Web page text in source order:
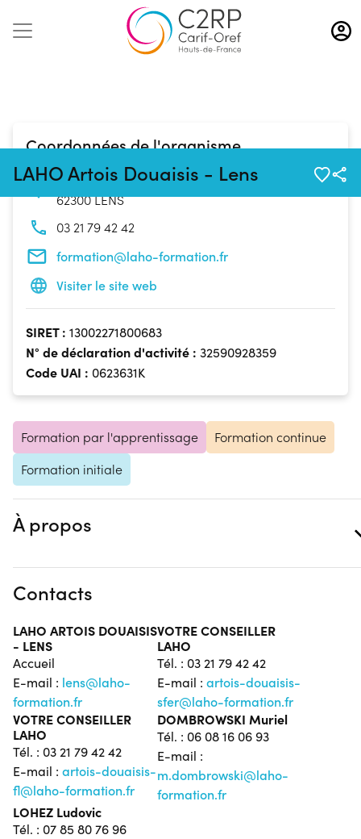
Aller
au
contenu
LAHO Artois Douaisis - Lens
Coordonnées de l'organisme
56 Rue Jean Letienne
62300 LENS
03 21 79 42 42
formation@laho-formation.fr
Visiter le site web
SIRET : 13002271800683
N° de déclaration d'activité : 32590928359
Code UAI : 0623631K
Formation par l'apprentissage
Formation continue
Formation initiale
À propos
Contacts
LAHO ARTOIS DOUAISIS
- LENS
Accueil
E-mail : lens@laho-
formation.fr
VOTRE CONSEILLER
LAHO
Tél. : 03 21 79 42 42
E-mail : artois-douaisis-
sfer@laho-formation.fr
VOTRE CONSEILLER
LAHO
Tél. : 03 21 79 42 42
E-mail : artois-douaisis-
fl@laho-formation.fr
DOMBROWSKI Muriel
Tél. : 06 08 16 06 93
E-mail :
m.dombrowski@laho-
formation.fr
LOHEZ Ludovic
Tél. : 07 85 80 76 96